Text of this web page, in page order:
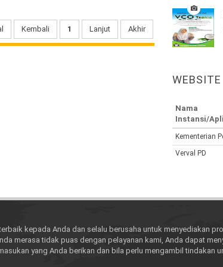
Kembali 1 Lanjut Akhir
Nama
Instansi/
Kementerian
Verval PD
kepada Anda dan selalu berusaha untuk menyediakan
merasa tidak puas dengan pelayanan kami, Anda dapat
yang Anda berikan dan bila perlu mengambil tindakan